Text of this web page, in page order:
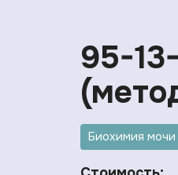
95-
Биохимия мочи